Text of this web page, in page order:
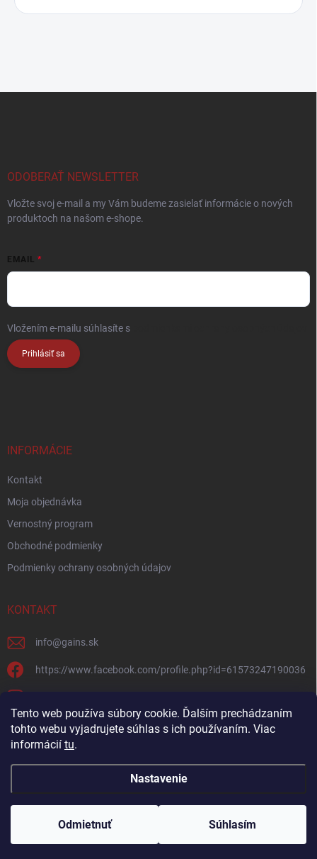
Tento web používa súbory cookie. Ďalším prechádzaním
tohto webu vyjadrujete súhlas s ich používaním. Viac
informácií tu.
Nastavenie
Odmietnuť Súhlasím
ODOBERAŤ NEWSLETTER
Vložte svoj e-mail a my Vám budeme zasielať informácie o nových
produktoch na našom e-shope.
EMAIL
Vložením e-mailu súhlasíte s
Prihlásiť sa
INFORMÁCIE
Kontakt
Moja objednávka
Vernostný program
Obchodné podmienky
Podmienky ochrany osobných údajov
KONTAKT
info@gains.sk
https://www.facebook.com/profile.php?id=61573247190036
Vytvoril Shoptet
Copyright 2026Gains.sk. Všetky práva vyhradené.Upraviť nastavenie